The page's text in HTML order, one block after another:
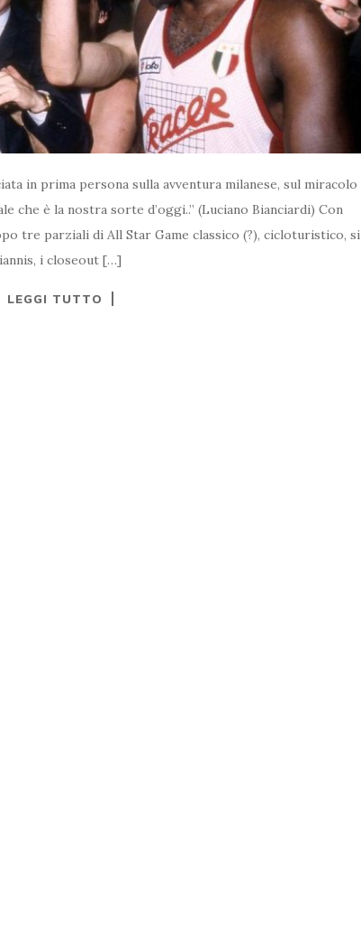
in prima persona sulla avventura milanese, sul miracolo
che è la nostra sorte d’oggi..” (Luciano Bianciardi) Con
tre parziali di All Star Game classico (?), cicloturistico, si
i closeout […]
LEGGI TUTTO